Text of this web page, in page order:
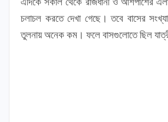
চলাচল করতে দেখা গেছে। তবে বাসের
তুলনায় অনেক কম। ফলে বাসগুলোতে ছিল